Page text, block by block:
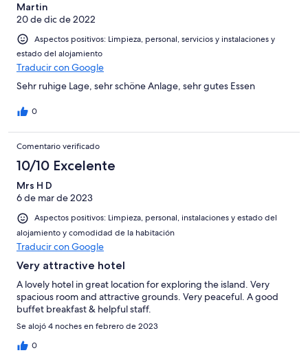
Martin
20 de dic de 2022
Aspectos positivos: Limpieza, personal, servicios y instalaciones y
estado del alojamiento
Traducir con Google
Sehr ruhige Lage, sehr schöne Anlage, sehr gutes Essen
0
Comentario verificado
10/10 Excelente
Mrs H D
6 de mar de 2023
Aspectos positivos: Limpieza, personal, instalaciones y estado del
alojamiento y comodidad de la habitación
Traducir con Google
Very attractive hotel
A lovely hotel in great location for exploring the island. Very
spacious room and attractive grounds. Very peaceful. A good
buffet breakfast & helpful staff.
Se alojó 4 noches en febrero de 2023
0